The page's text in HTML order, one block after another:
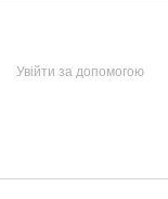
Увійти за допомогою